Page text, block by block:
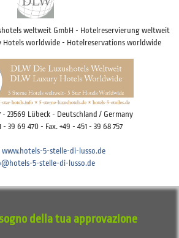
weltweit GmbH - Hotelreservierung weltweit
Hotels worldwide - Hotelreservations worldwide
- 23569 Lübeck - Deutschland / Germany
- 39 69 470 - Fax. +49 - 451 - 39 68 757
www.hotels-5-stelle-di-lusso.de
5-stelle-di-lusso.de
della tua approvazione